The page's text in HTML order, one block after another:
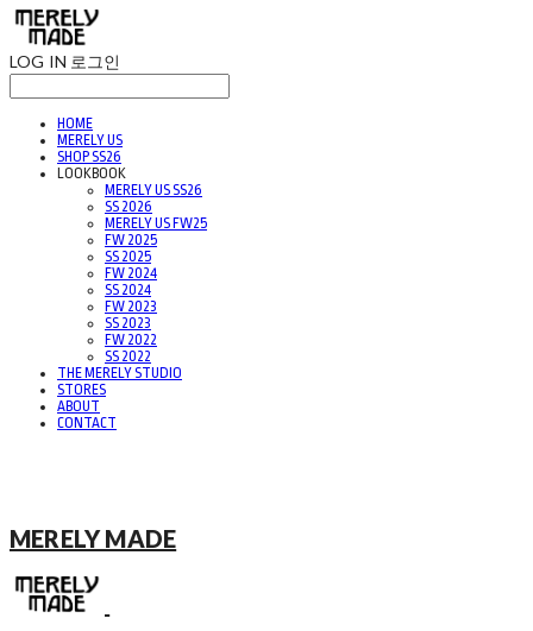
LOG IN 로그인
HOME
MERELY US
SHOP SS26
LOOKBOOK
MERELY US SS26
SS 2026
MERELY US FW25
FW 2025
SS 2025
FW 2024
SS 2024
FW 2023
SS 2023
FW 2022
SS 2022
THE MERELY STUDIO
STORES
ABOUT
CONTACT
MERELY MADE